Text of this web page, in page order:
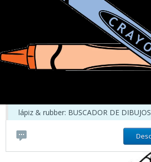
lápiz & rubber: BUSCADOR DE